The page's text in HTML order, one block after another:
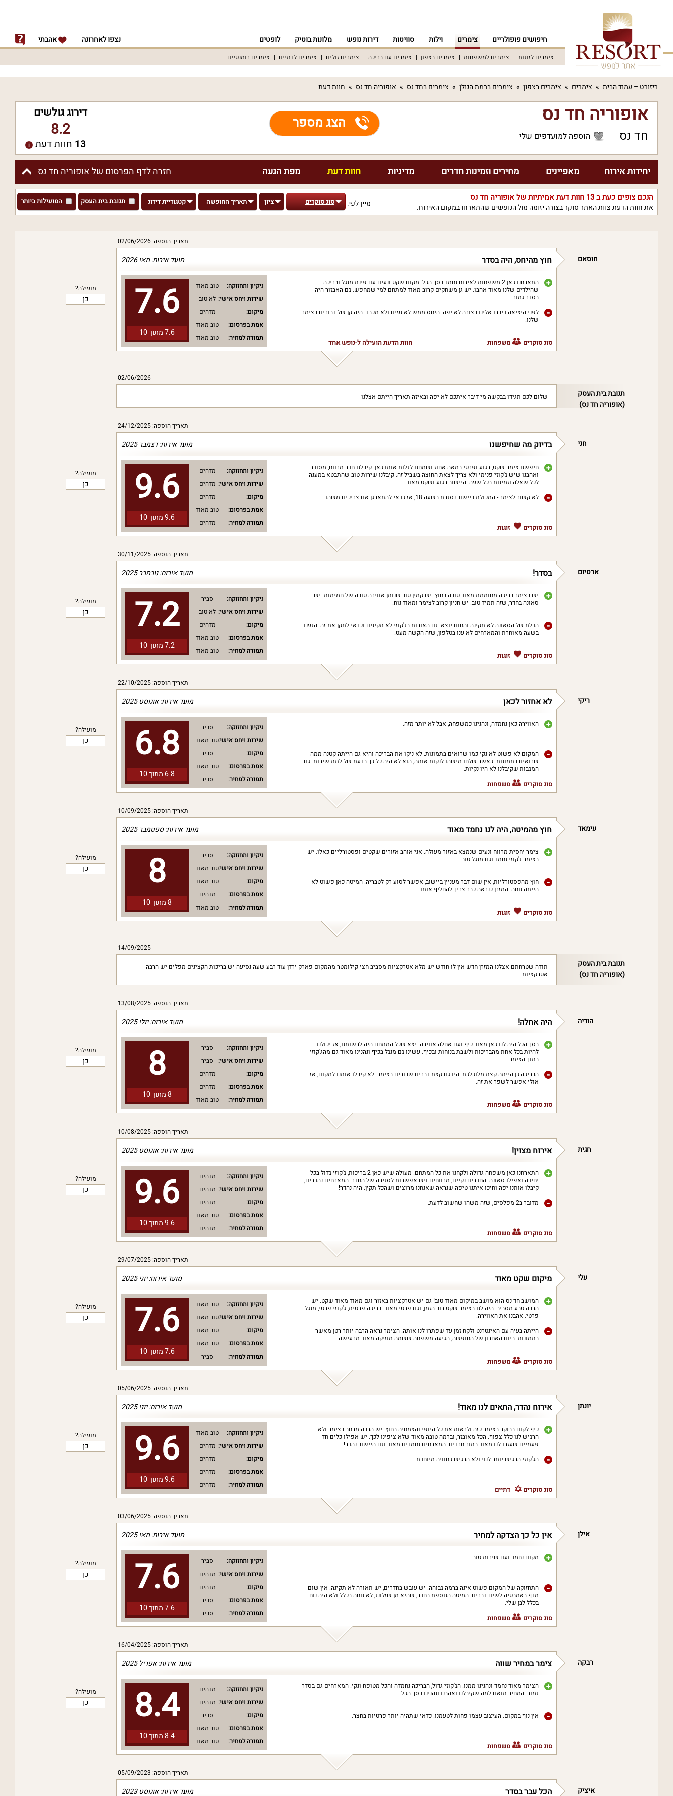
חיפושים פופולריים צימרים וילות סוויטות דירות נופש מלונות בוטיק לופטים נצפו לאחרונה אהבתי
צימרים לזוגות צימרים למשפחות צימרים בצפון צימרים עם בריכה צימרים זולים צימרים לדתיים צימרים רומנטיים
ריזורט – עמוד הבית צימרים צימרים בצפון צימרים ברמת הגולן צימרים בחד נס אופוריה חד נס חוות דעת
אופוריה חד נס
חד נס הוספה למועדפים שלי
הצג מספר
דירוג גולשים
8.2
13 חוות דעת
חזרה לדף הפרסום של אופוריה חד נס יחידות אירוח מאפיינים מחירים וזמינות חדרים מדיניות חוות דעת מפת הגעה
הנכם צופים כעת ב13 חוות דעת אמיתיות של אופוריה חד נס
את חוות הדעת צוות האתר סוקר בצורה יזומה מול הנופשים שהתארחו במקום האירוח. מיין לפי: סוג סוקרים ציון תאריך החופשה קטגוריית דירוג תגובת בית העסק המועילות ביותר
תאריך הוספה: 02/06/2026
מועילה?
כן
מועד אירוח: מאי 2026 חוץ מהיחס, היה בסדר חוסאם
7.6
7.6 מתוך 10
ניקיון ותחזוקה:
טוב מאוד
שירות ויחס אישי: לא טוב
מיקום:
מדהים
אמת בפרסום:
טוב מאוד
תמורה למחיר:
טוב מאוד
התארחנו כאן 2 משפחות לאירוח נחמד בסך הכל. מקום שקט ונעים עם פינת מנגל ובריכה
שהילדים שלנו מאוד אהבו. יש גן משחקים קרוב מאוד למתחם למי שמחפש. גם האבזור היה
בסדר גמור.
לפני היציאה דיברו אלינו בצורה לא יפה. היחס ממש לא נעים ולא מכבד. היה קן של דבורים בצימר
שלנו.
סוג סוקרים משפחות חוות הדעת הועילה ל-נופש אחד
02/06/2026
‏שלום לכם תגידו בבקשה מי דיבר איתכם לא יפה ובאיזה תאריך הייתם אצלנו
תגובת בית העסק
(אופוריה חד נס)
תאריך הוספה: 24/12/2025
מועילה?
כן
מועד אירוח: דצמבר 2025 בדיוק מה שחיפשנו חני
9.6
9.6 מתוך 10
ניקיון ותחזוקה:
מדהים
שירות ויחס אישי: מדהים
מיקום:
מדהים
אמת בפרסום:
טוב מאוד
תמורה למחיר:
מדהים
חיפשנו צימר שקט, רגוע ופרטי במאה אחוז ושמחנו לגלות אותו כאן. קיבלנו חדר מרווח, מסודר
ואהבנו שיש ג'קוזי פנימי ולא צריך לצאת החוצה בשביל זה. קיבלנו שירות טוב שהתבטא במענה
לכל שאלה וזמינות בכל שעה. היישוב רגוע ושקט מאוד.
לא קשור לצימר - המכולת ביישוב נסגרת בשעה 18, אז כדאי להתארגן אם צריכים משהו.
סוג סוקרים זוגות
תאריך הוספה: 30/11/2025
מועילה?
כן
מועד אירוח: נובמבר 2025 בסדר! ארטיום
7.2
7.2 מתוך 10
ניקיון ותחזוקה:
סביר
שירות ויחס אישי: לא טוב
מיקום:
מדהים
אמת בפרסום:
טוב מאוד
תמורה למחיר:
טוב מאוד
יש בצימר בריכה מחוממת מאוד טובה בחוץ. יש קמין טוב שנותן אווירה טובה של חמימות. יש
סאונה בחדר, שזה תמיד טוב. יש חניון קרוב לצימר ומאוד נוח.
הדלת של הסאונה לא תקינה והחום יוצא. גם האורות בג'קוזי לא תקינים וכדאי לתקן את זה. הגענו
בשעה מאוחרת והמארחים לא ענו בטלפון, שזה הקשה מעט.
סוג סוקרים זוגות
תאריך הוספה: 22/10/2025
מועילה?
כן
מועד אירוח: אוגוסט 2025 לא אחזור לכאן ריקי
6.8
6.8 מתוך 10
ניקיון ותחזוקה:
סביר
שירות ויחס אישי:טוב מאוד
מיקום:
סביר
אמת בפרסום:
טוב מאוד
תמורה למחיר:
סביר
האווירה כאן נחמדה, ונהנינו כמשפחה, אבל לא יותר מזה.
המקום לא פשוט לא נקי כמו שרואים בתמונות. לא ניקו את הבריכה והיא גם הייתה קטנה ממה
שרואים בתמונות. כאשר שלחו מישהו לנקות אותה, הוא לא היה כל כך בדעת של לתת שירות. גם
המגבות שקיבלנו לא היו נקיות.
סוג סוקרים משפחות
תאריך הוספה: 10/09/2025
מועילה?
כן
מועד אירוח: ספטמבר 2025 חוץ מהמיטה, היה לנו נחמד מאוד עימאד
8
8 מתוך 10
ניקיון ותחזוקה:
סביר
שירות ויחס אישי:טוב מאוד
מיקום:
טוב מאוד
אמת בפרסום:
מדהים
תמורה למחיר:
טוב מאוד
צימר יחסית מרווח ונעים שנמצא באזור מעולה. אני אוהב אזורים שקטים ופסטורליים כאלו. יש
בצימר ג'קוזי נחמד וגם מנגל טוב.
חוץ מהפסטורליות, אין שום דבר מעניין ביישוב, אפשר לסוע רק לטבריה. המיטה כאן פשוט לא
הייתה נוחה. המזרן כנראה כבר צריך להחליף אותו.
סוג סוקרים זוגות
14/09/2025
‏תודה שטרחתם אצלנו המזרן חדש אין לו חודש יש מלא אטרקציות מסביב חצי קילומטר מהמקום פארק ירדן עוד רבע שעה נסיעה יש בריכות הקצינים מפלים יש הרבה
אטרקציות
תגובת בית העסק
(אופוריה חד נס)
תאריך הוספה: 13/08/2025
מועילה?
כן
מועד אירוח: יולי 2025 היה אחלה! הודיה
8
8 מתוך 10
ניקיון ותחזוקה:
סביר
שירות ויחס אישי:
סביר
מיקום:
מדהים
אמת בפרסום:
מדהים
תמורה למחיר:
טוב מאוד
בסך הכל היה לנו כאן מאוד כיף ועם אחלה אווירה. יצא שכל המתחם היה לרשותנו, אז יכולנו
להיות בכל אחת מהבריכות ולשבת בנוחות ובכיף. עשינו גם מנגל בכיף ונהנינו מאוד גם מהג'קוזי
בתוך הצימר.
הבריכה כן הייתה קצת מלוכלכת. היו גם קצת דברים שבורים בצימר. לא קיבלו אותנו למקום, אז
אולי אפשר לשפר את זה.
סוג סוקרים משפחות
תאריך הוספה: 10/08/2025
מועילה?
כן
מועד אירוח: אוגוסט 2025 אירוח מצוין! חגית
9.6
9.6 מתוך 10
ניקיון ותחזוקה:
מדהים
שירות ויחס אישי: מדהים
מיקום:
מדהים
אמת בפרסום:
טוב מאוד
תמורה למחיר:
מדהים
התארחנו כאן משפחה גדולה ולקחנו את כל המתחם. מעולה שיש כאן 2 בריכות, ג'קוזי גדול בכל
יחידה ואפילו סאונה. החדרים נקיים, מרווחים ויש אפשרות לסגירה של החדר. המארחים נהדרים,
קיבלו אותנו יפה וחיכו איתנו טיפה שנראה שאנחנו מרוצים ושהכל תקין. היה נהדר!
מדובר ב2 מפלסים, שזה משהו שחשוב לדעת.
סוג סוקרים משפחות
תאריך הוספה: 29/07/2025
מועילה?
כן
מועד אירוח: יוני 2025 מיקום שקט מאוד עלי
7.6
7.6 מתוך 10
ניקיון ותחזוקה:
טוב מאוד
שירות ויחס אישי:טוב מאוד
מיקום:
טוב מאוד
אמת בפרסום:
טוב מאוד
תמורה למחיר:
סביר
המושב חד נס הוא מושב במיקום מאוד טוב! גם יש אטרקציות באזור וגם מאוד מאוד שקט. יש
הרבה טבע מסביב. היה לנו בצימר שקט רוב הזמן, וגם פרטי מאוד. בריכה פרטית, ג'קוזי פרטי, מנגל
פרטי. אהבנו את האווירה.
הייתה בעיה עם האינטרנט ולקח זמן עד שפתרו לנו אותה. הצימר נראה הרבה יותר רטן מאשר
בתמונות. ביום האחרון של החופשה, הגיעה משפחה ששמה מוזיקה מאוד מרעישה.
סוג סוקרים משפחות
תאריך הוספה: 05/06/2025
מועילה?
כן
מועד אירוח: יוני 2025 אירוח נהדר, התאים לנו מאוד! יונתן
9.6
9.6 מתוך 10
ניקיון ותחזוקה:
טוב מאוד
שירות ויחס אישי: מדהים
מיקום:
מדהים
אמת בפרסום:
מדהים
תמורה למחיר:
מדהים
כיף לקום בבוקר בצימר כזה ולראות את כל היופי והצמחיה בחוץ. יש הרבה מרחב בצימר ולא
הרגיש לנו כלל צפוף. הכל מאובזר, וברמה טובה מאוד שלא ציפינו לכך. יש אפילו כלים חד
פעמיים שעזרו לנו מאוד בתור חרדים. המארחים נחמדים מאוד וגם היישוב נהדר!
הג'קוזי הרגיש יותר לנוי ולא הרגיש כחוויה מיוחדת.
סוג סוקרים דתיים
תאריך הוספה: 03/06/2025
מועילה?
כן
מועד אירוח: מאי 2025 אין כל כך הצדקה למחיר אילן
7.6
7.6 מתוך 10
ניקיון ותחזוקה:
סביר
שירות ויחס אישי: מדהים
מיקום:
מדהים
אמת בפרסום:
סביר
תמורה למחיר:
סביר
מקום נחמד ועם שירות טוב.
התחזוקה של המקום פשוט אינה ברמה גבוהה. יש עובש בחדרים, יש תאורה לא תקינה. אין שום
מדף באמבטיה לשים דברים. המיטה הנוספת בחדר, שהיא מן שזלונג, לא נוחה בכלל ולא היה נוח
בכלל לבן שלי.
סוג סוקרים משפחות
תאריך הוספה: 16/04/2025
מועילה?
כן
מועד אירוח: אפריל 2025 צימר במחיר שווה רבקה
8.4
8.4 מתוך 10
ניקיון ותחזוקה:
מדהים
שירות ויחס אישי: מדהים
מיקום:
סביר
אמת בפרסום:
טוב מאוד
תמורה למחיר:
טוב מאוד
הצימר מאוד נחמד ונהנינו ממנו. הג'קוזי גדול, הבריכה נחמדה והכל מטופח ונקי. המארחים גם בסדר
גמור. המחיר תואם למה שקיבלנו ואהבנו ונהנינו בסך הכל.
אין נוף במקום. העיצוב עצמו פחות לטעמנו. כדאי שתהיה יותר פרטיות בחצר.
סוג סוקרים משפחות
תאריך הוספה: 05/09/2023
מועד אירוח: אוגוסט 2023 הכל עבר בסדר איציק